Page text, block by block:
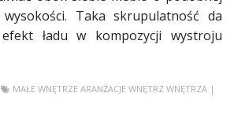
Taka skrupulatność da
ładu w kompozycji wystroju
MAŁE WNĘTRZE ARANŻACJE WNĘTRZ WNĘTRZA |